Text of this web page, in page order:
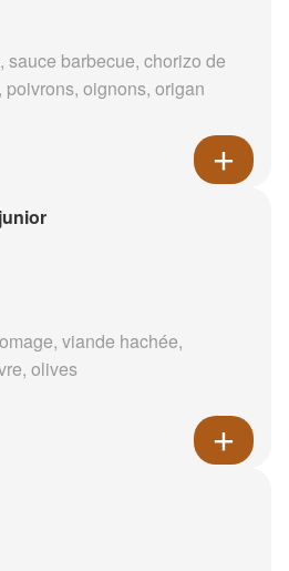
sauce barbecue, chorizo de
oignons, origan
viande hachée,
olives